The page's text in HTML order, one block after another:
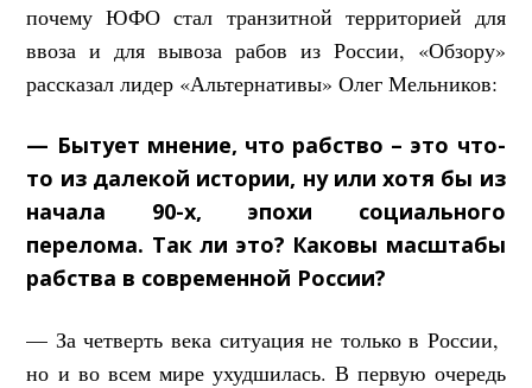
почему ЮФО стал транзитной территорией для
ввоза и для вывоза рабов из России, «Обзору»
рассказал лидер «Альтернативы» Олег Мельников:
— Бытует мнение, что рабство – это что-
то из далекой истории, ну или хотя бы из
начала 90-х, эпохи социального
перелома. Так ли это? Каковы масштабы
рабства в современной России?
— За четверть века ситуация не только в России,
но и во всем мире ухудшилась. В первую очередь